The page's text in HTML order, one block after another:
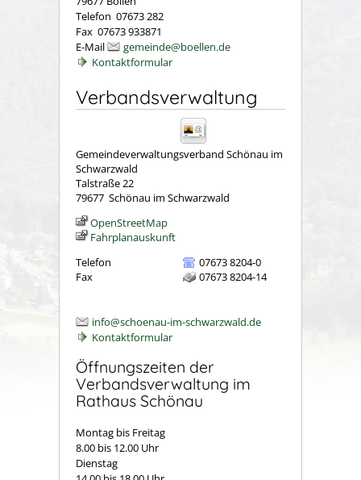
Telefon 07673 282
Fax 07673 933871
E-Mail
gemeinde@boellen.de
Kontaktformular
Verbandsverwaltung
Gemeindeverwaltungsverband Schönau im
Schwarzwald
Talstraße 22
79677 Schönau im Schwarzwald
OpenStreetMap
Fahrplanauskunft
Telefon
07673 8204-0
Fax
07673 8204-14
info@schoenau-im-schwarzwald.de
Kontaktformular
Öffnungszeiten der
Verbandsverwaltung im
Rathaus Schönau
Montag bis Freitag
8.00 bis 12.00 Uhr
Dienstag